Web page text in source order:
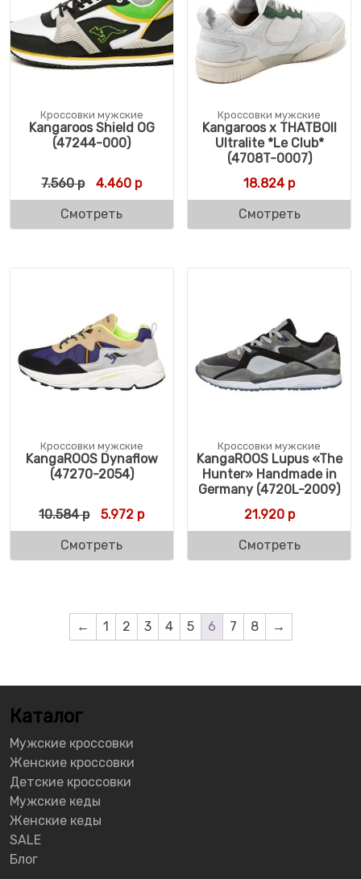
Кроссовки мужские
Kangaroos Shield OG
(47244-000)
7.560р Первоначальная цена составляла 7.560 р.
4.460 рТекущая цена: 4.460 р.
Смотреть
Кроссовки мужские
Kangaroos x THATBOII
Ultralite *Le Club*
(4708T-0007)
18.824р
Смотреть
Кроссовки мужские
KangaROOS Dynaflow
(47270-2054)
10.584р Первоначальная цена составляла 10.584
5.972 рТекущая цена: 5.972 р.
Смотреть
Кроссовки мужские
KangaROOS Lupus «The
Hunter» Handmade in
Germany (4720L-2009)
21.920р
Смотреть
← 1 2 3 4 5 6 7 8 →
Каталог
Мужские кроссовки
Женские кроссовки
Детские кроссовки
Мужские кеды
Женские кеды
SALE
Блог